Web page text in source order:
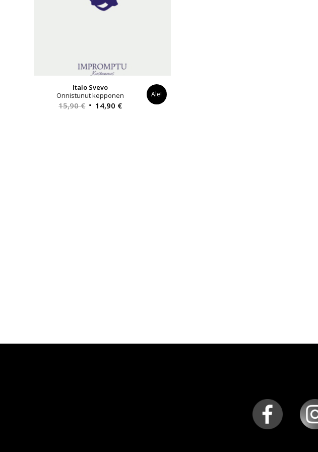
Italo Svevo
Onnistunut kepponen
15,90€ Alkuperäinen
14,90 €Nykyinen
Ale!